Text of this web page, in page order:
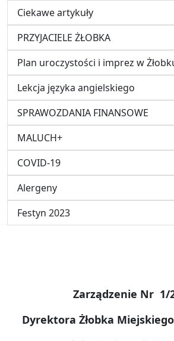
Ciekawe artykuły
PRZYJACIELE ŻŁOBKA
Plan uroczystości i imprez w
Lekcja języka angielskiego
SPRAWOZDANIA FINANSOWE
MALUCH+
COVID-19
Alergeny
Festyn 2023
Zarządzenie Nr 1/
Dyrektora Żłobka